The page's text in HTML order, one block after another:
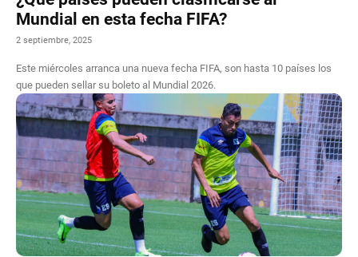
Mundial en esta fecha FIFA?
2 septiembre, 2025
Este miércoles arranca una nueva fecha FIFA, son hasta 10 países los
que pueden sellar su boleto al Mundial 2026.